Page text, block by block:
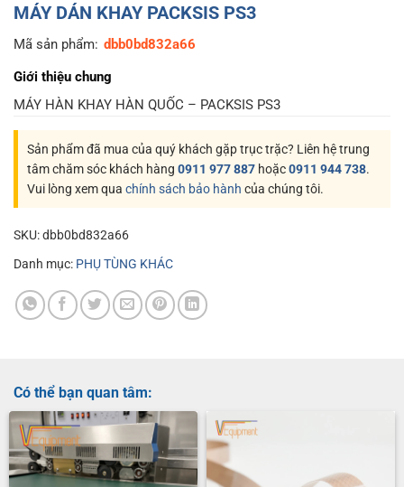
MÁY DÁN KHAY PACKSIS PS3
Mã sản phẩm: dbb0bd832a66
Giới thiệu chung
MÁY HÀN KHAY HÀN QUỐC – PACKSIS PS3
Sản phẩm đã mua của quý khách gặp trục trặc? Liên hệ trung
tâm chăm sóc khách hàng 0911 977 887 hoặc0911 944 738.
Vui lòng xem qua chính sách bảo hành của chúng tôi.
SKU:dbb0bd832a66
Danh mục: PHỤ TÙNG KHÁC
Có thể bạn quan tâm: